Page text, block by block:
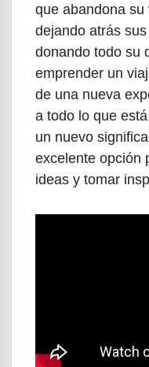
que abandona
dejando atrás
donando todo su
emprender un
de una nueva
a todo lo que
un nuevo
excelente opción
ideas y tomar